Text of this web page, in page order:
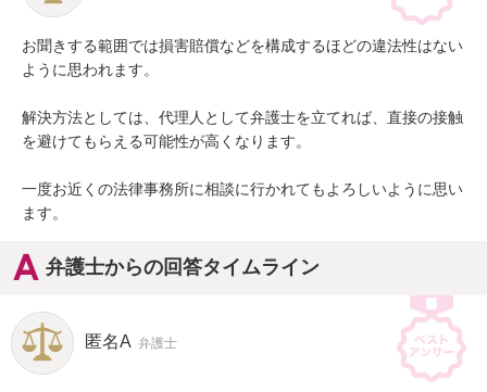
お聞きする範囲では損害賠償などを構成するほどの違法性はない
ように思われます。
解決方法としては、代理人として弁護士を立てれば、直接の接触
を避けてもらえる可能性が高くなります。
一度お近くの法律事務所に相談に行かれてもよろしいように思い
ます。
弁護士からの回答タイムライン
匿名A 弁護士